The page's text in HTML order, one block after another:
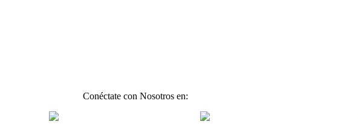
Conéctate con Nosotros en: